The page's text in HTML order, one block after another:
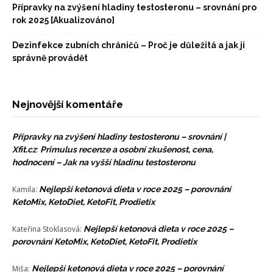
Přípravky na zvýšení hladiny testosteronu – srovnání pro
rok 2025 [Akualizováno]
Dezinfekce zubních chráničů – Proč je důležitá a jak ji
správně provádět
Nejnovější komentáře
Přípravky na zvýšení hladiny testosteronu – srovnání |
Xfit.cz: Primulus recenze a osobní zkušenost, cena,
hodnocení – Jak na vyšší hladinu testosteronu
Kamila: Nejlepší ketonová dieta v roce 2025 – porovnání
KetoMix, KetoDiet, KetoFit, Prodietix
Kateřina Stoklasová: Nejlepší ketonová dieta v roce 2025 –
porovnání KetoMix, KetoDiet, KetoFit, Prodietix
Miša: Nejlepší ketonová dieta v roce 2025 – porovnání